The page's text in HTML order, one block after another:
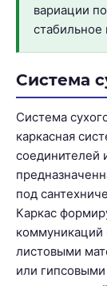
вариации
стабильное
Система
Система
каркасная
соединителей
под
Каркас
коммуникаций
листовыми
или